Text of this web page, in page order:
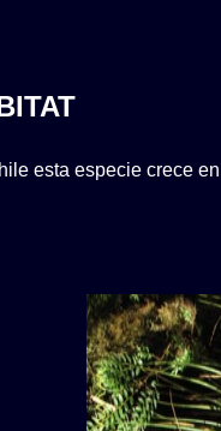
esta especie crece